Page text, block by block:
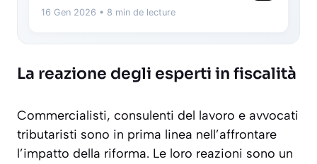
16 Gen 2026 • 8 min de lecture
La reazione degli esperti in fiscalità
Commercialisti, consulenti del lavoro e avvocati
tributaristi sono in prima linea nell’affrontare
l’impatto della riforma. Le loro reazioni sono un